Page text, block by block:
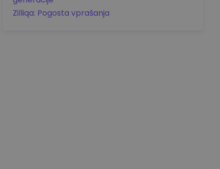
Zilliqa: Pogosta vprašanja